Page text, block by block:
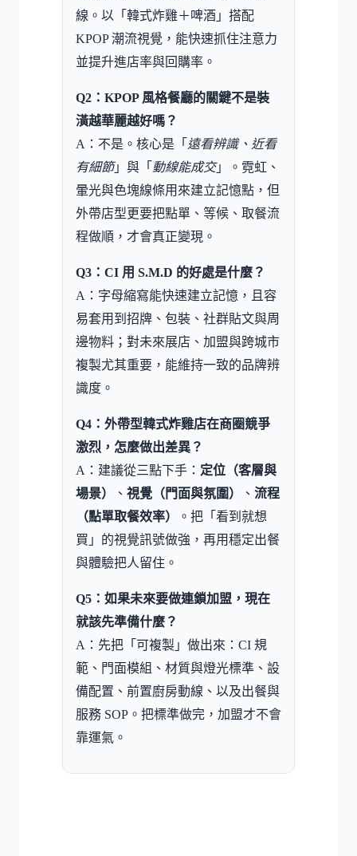
線。以「韓式炸雞＋啤酒」搭配
KPOP 潮流視覺，能快速抓住注意力
並提升進店率與回購率。
Q2：KPOP 風格餐廳的關鍵不是裝
潢越華麗越好嗎？
A：不是。核心是「 遠看辨識、近看
有細節」與「 動線能成交」。霓虹、
暈光與色塊線條用來建立記憶點，但
外帶店型更要把點單、等候、取餐流
程做順，才會真正變現。
Q3：CI 用 S.M.D 的好處是什麼？
A：字母縮寫能快速建立記憶，且容
易套用到招牌、包裝、社群貼文與周
邊物料；對未來展店、加盟與跨城市
複製尤其重要，能維持一致的品牌辨
識度。
Q4：外帶型韓式炸雞店在商圈競爭
激烈，怎麼做出差異？
A：建議從三點下手： 定位（客層與
場景）
、 視覺（門面與氛圍） 、 流程
（點單取餐效率）
。把「看到就想
買」的視覺訊號做強，再用穩定出餐
與體驗把人留住。
Q5：如果未來要做連鎖加盟，現在
就該先準備什麼？
A：先把「可複製」做出來：CI 規
範、門面模組、材質與燈光標準、設
備配置、前置廚房動線、以及出餐與
服務 SOP。把標準做完，加盟才不會
靠運氣。